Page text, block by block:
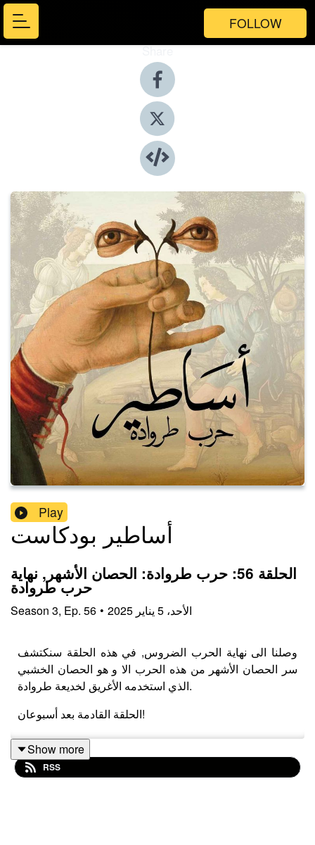
FOLLOW
Share
Play
أساطير بودكاست
الحلقة 56: حرب طروادة: الحصان الأشهر, نهاية
حرب طروادة
Season 3, Ep. 56 • الأحد، 5 يناير 2025
وصلنا الى نهاية الحرب الضروس, في هذه الحلقة سنكتشف
سر الحصان الأشهر من هذه الحرب الا و هو الحصان الخشبي
الذي استخدمه الأغريق لخديعة طروادة.
الحلقة القادمة بعد أسبوعان!
Show more
RSS